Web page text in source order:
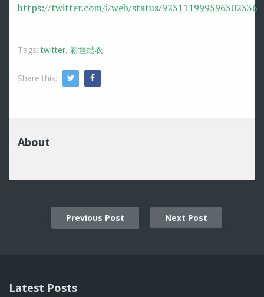
https://twitter.com/i/web/status/923111999596302336
Tags:twitter, 新垣结衣
Share this: Twitter
About
Previous Post Next Post
Latest Posts